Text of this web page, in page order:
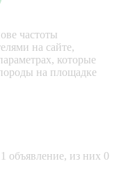
частоты
на сайте,
которые
на площадке
объявление, из них 0